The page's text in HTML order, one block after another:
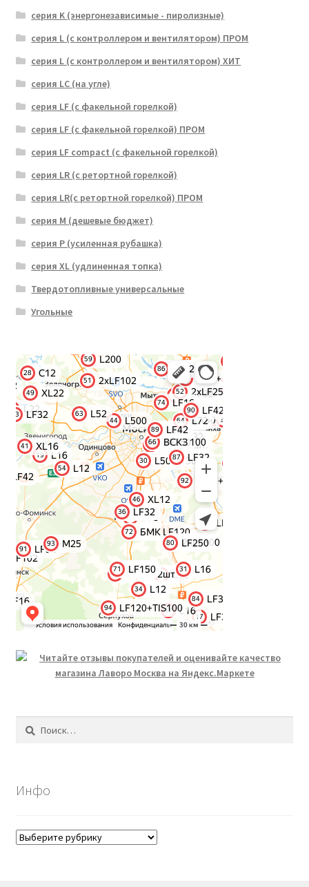
серия K (энергонезависимые - пиролизные)
серия L (с контроллером и вентилятором) ПРОМ
серия L (с контроллером и вентилятором) ХИТ
серия LC (на угле)
серия LF (с факельной горелкой)
серия LF (с факельной горелкой) ПРОМ
серия LF compact (с факельной горелкой)
серия LR (с ретортной горелкой)
серия LR(с ретортной горелкой) ПРОМ
серия M (дешевые бюджет)
серия P (усиленная рубашка)
серия XL (удлиненная топка)
Твердотопливные универсальные
Угольные
Найти:
Инфо
Инфо